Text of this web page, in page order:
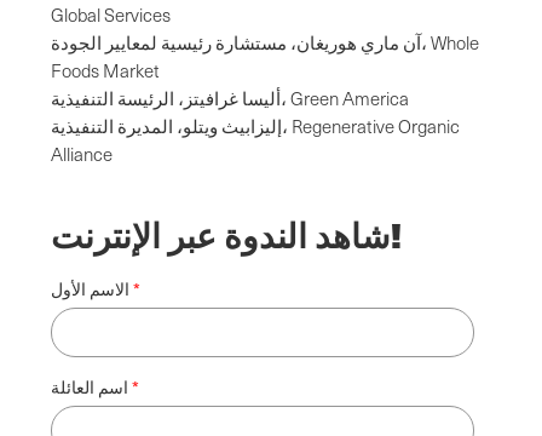
Global Services
آن ماري هوريغان، مستشارة رئيسية لمعايير الجودة، Whole
Foods Market
أليسا غرافيتز، الرئيسة التنفيذية، Green America
إليزابيث ويتلو، المديرة التنفيذية، Regenerative Organic
Alliance
شاهد الندوة عبر الإنترنت!
الاسم الأول
اسم العائلة